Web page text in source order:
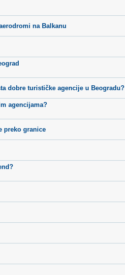
na Balkanu
dobre turističke agencije u Beogradu?
agencijama?
preko granice